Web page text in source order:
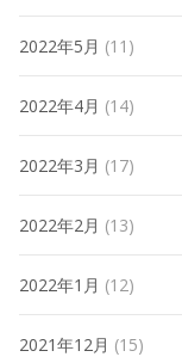
2022年5月 (11)
2022年4月 (14)
2022年3月 (17)
2022年2月 (13)
2022年1月 (12)
2021年12月 (15)